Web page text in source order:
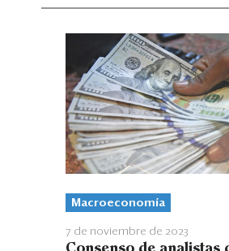
Macroeconomía
7 de noviembre de 2023